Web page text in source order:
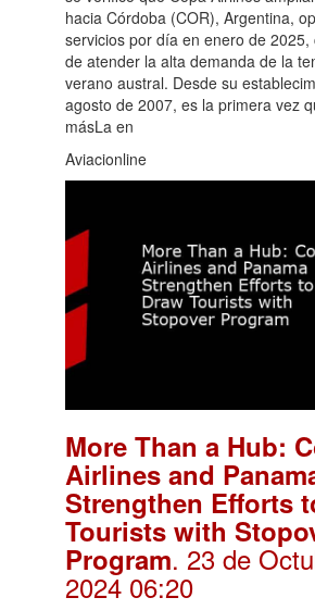
hacia Córdoba (COR), Argentina,
servicios por día en enero de 2025,
de atender la alta demanda de la
verano austral. Desde su
agosto de 2007, es la primera vez
másLa en
Aviacionline
More Than a Hub:
Airlines and
Strengthen Efforts
Tourists with
Program. 23 de
2024 06:20